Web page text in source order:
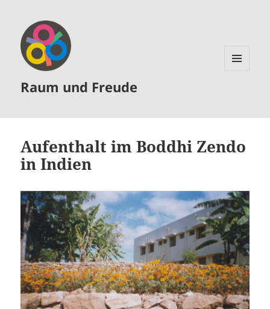
Raum und Freude
Aufenthalt im Boddhi Zendo
in Indien